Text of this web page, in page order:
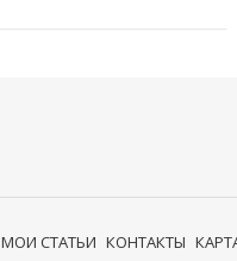
МОИ СТАТЬИ КОНТАКТЫ